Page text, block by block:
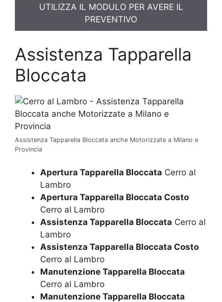
UTILIZZA IL MODULO PER AVERE IL
PREVENTIVO
Assistenza Tapparella
Bloccata
Assistenza Tapparella Bloccata anche Motorizzate a Milano e
Provincia
Apertura Tapparella Bloccata Cerro al
Lambro
Apertura Tapparella Bloccata Costo
Cerro al Lambro
Assistenza Tapparella Bloccata Cerro al
Lambro
Assistenza Tapparella Bloccata Costo
Cerro al Lambro
Manutenzione Tapparella Bloccata
Cerro al Lambro
Manutenzione Tapparella Bloccata